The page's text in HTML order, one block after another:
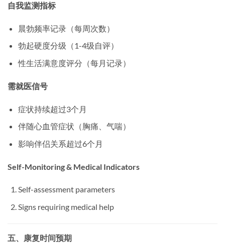
自我监测指标
晨勃频率记录（每周次数）
勃起硬度分级（1-4级自评）
性生活满意度评分（每月记录）
需就医信号
症状持续超过3个月
伴随心血管症状（胸痛、气喘）
影响伴侣关系超过6个月
Self-Monitoring & Medical Indicators
Self-assessment parameters
Signs requiring medical help
五、康复时间预期